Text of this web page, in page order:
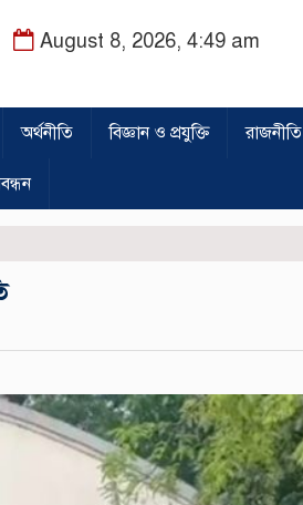
August 8, 2026, 4:49 am
অর্থনীতি বিজ্ঞান ও প্রযুক্তি রাজনীতি